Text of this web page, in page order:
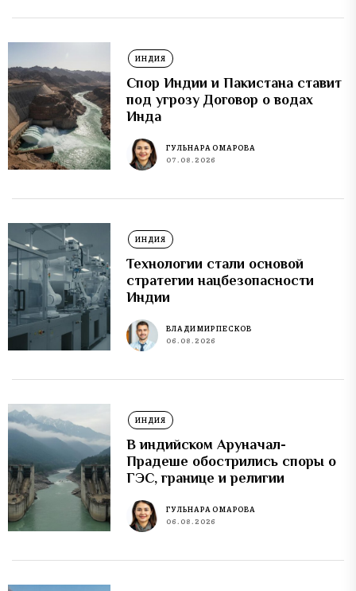
ИНДИЯ
Спор Индии и Пакистана ставит
под угрозу Договор о водах
Инда
ГУЛЬНАРА ОМАРОВА
07.08.2026
ИНДИЯ
Технологии стали основой
стратегии нацбезопасности
Индии
ВЛАДИМИР ПЕСКОВ
06.08.2026
ИНДИЯ
В индийском Аруначал-
Прадеше обострились споры о
ГЭС, границе и религии
ГУЛЬНАРА ОМАРОВА
06.08.2026